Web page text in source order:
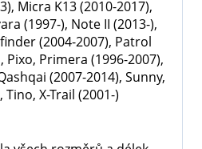
Micra K13 (2010-2017),
(1997-), Note II (2013-),
(2004-2007), Patrol
Pixo, Primera (1996-2007),
(2007-2014), Sunny,
X-Trail (2001-)